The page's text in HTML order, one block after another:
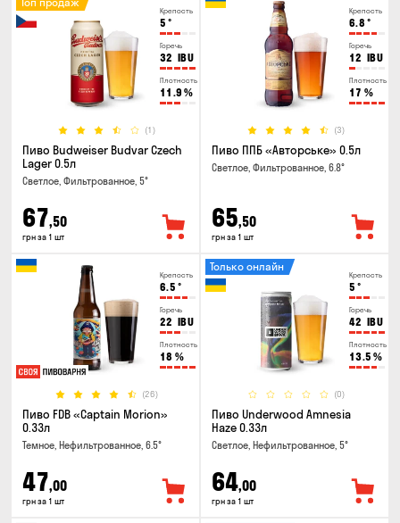
Крепость
5 °
Горечь
32 IBU
Плотность
11.9 %
(1)
Пиво Budweiser Budvar Czech
Lager 0.5л
Светлое, Фильтрованное, 5°
67,50
грн за 1 шт
Крепость
6.8 °
Горечь
12 IBU
Плотность
17 %
(3)
Пиво ППБ «Авторське» 0.5л
Светлое, Фильтрованное, 6.8°
65,50
грн за 1 шт
Крепость
6.5 °
Горечь
22 IBU
Плотность
18 %
(26)
Пиво FDB «Captain Morion»
0.33л
Темное, Нефильтрованное, 6.5°
47,00
грн за 1 шт
Крепость
5 °
Горечь
42 IBU
Плотность
13.5 %
(0)
Только онлайн
Пиво Underwood Amnesia
Haze 0.33л
Светлое, Нефильтрованное, 5°
64,00
грн за 1 шт